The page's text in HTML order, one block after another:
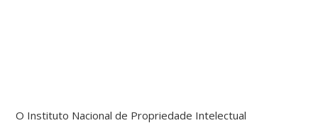
O Instituto Nacional de Propriedade Intelectual